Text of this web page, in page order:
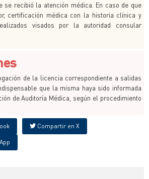
se recibió la atención médica. En caso de que
certificación médica con la historia clínica y
visados por la autoridad consular
de la licencia correspondiente a salidas
que la misma haya sido informada
de Auditoría Médica, según el procedimiento
Compartir en X